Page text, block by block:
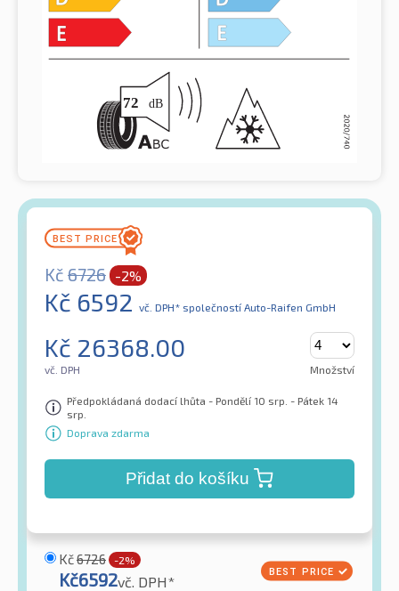
Kč 6726 -2%
Kč 6592 vč. DPH* společností Auto-Raifen GmbH
Kč 26368.00
vč. DPH Množství
Předpokládaná dodací lhůta - Pondělí 10 srp. - Pátek 14
srp.
Doprava zdarma
Přidat do košíku
Kč6726 -2%
Kč6592vč. DPH*